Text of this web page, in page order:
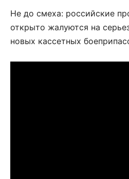
Не до смеха: российские
открыто жалуются на
новых кассетных